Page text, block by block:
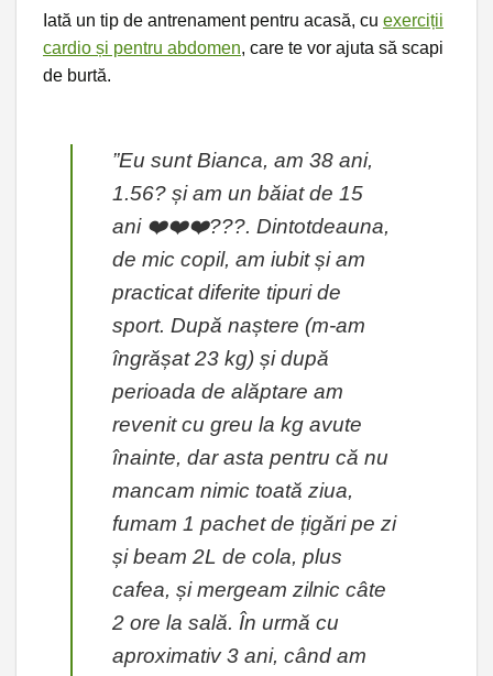
Iată un tip de antrenament pentru acasă, cu exerciții
cardio și pentru abdomen, care te vor ajuta să scapi
de burtă.
”Eu sunt Bianca, am 38 ani,
1.56? și am un băiat de 15
ani ❤️❤️❤️???. Dintotdeauna,
de mic copil, am iubit și am
practicat diferite tipuri de
sport. După naștere (m-am
îngrășat 23 kg) și după
perioada de alăptare am
revenit cu greu la kg avute
înainte, dar asta pentru că nu
mancam nimic toată ziua,
fumam 1 pachet de țigări pe zi
și beam 2L de cola, plus
cafea, și mergeam zilnic câte
2 ore la sală. În urmă cu
aproximativ 3 ani, când am